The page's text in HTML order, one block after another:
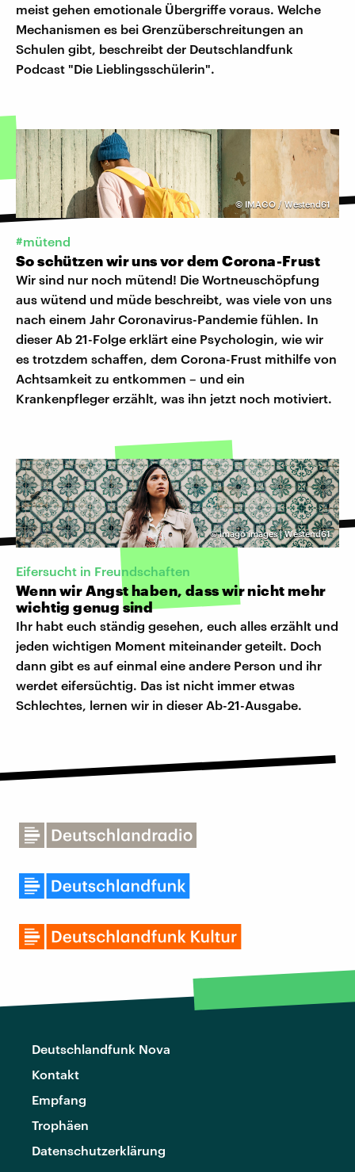
meist gehen emotionale Übergriffe voraus. Welche
Mechanismen es bei Grenzüberschreitungen an
Schulen gibt, beschreibt der Deutschlandfunk
Podcast "Die Lieblingsschülerin".
© IMAGO / Westend61
#mütend
So schützen wir uns vor dem Corona-Frust
Wir sind nur noch mütend! Die Wortneuschöpfung
aus wütend und müde beschreibt, was viele von uns
nach einem Jahr Coronavirus-Pandemie fühlen. In
dieser Ab 21-Folge erklärt eine Psychologin, wie wir
es trotzdem schaffen, dem Corona-Frust mithilfe von
Achtsamkeit zu entkommen – und ein
Krankenpfleger erzählt, was ihn jetzt noch motiviert.
©imago images | Westend61
Eifersucht in Freundschaften
Wenn wir Angst haben, dass wir nicht mehr
wichtig genug sind
Ihr habt euch ständig gesehen, euch alles erzählt und
jeden wichtigen Moment miteinander geteilt. Doch
dann gibt es auf einmal eine andere Person und ihr
werdet eifersüchtig. Das ist nicht immer etwas
Schlechtes, lernen wir in dieser Ab-21-Ausgabe.
Deutschlandfunk Nova
Kontakt
Empfang
Trophäen
Datenschutzerklärung